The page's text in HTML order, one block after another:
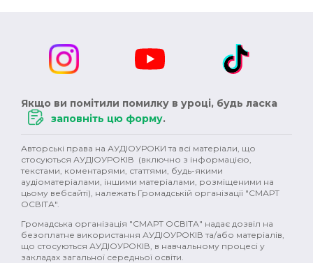
Якщо ви помітили помилку в уроці, будь ласка
заповніть цю форму.
Авторські права на АУДІОУРОКИ та всі матеріали, що
стосуються АУДІОУРОКІВ (включно з інформацією,
текстами, коментарями, статтями, будь-якими
аудіоматеріалами, іншими матеріалами, розміщеними на
цьому вебсайті), належать Громадській організації "СМАРТ
ОСВІТА".
Громадська організація "СМАРТ ОСВІТА" надає дозвіл на
безоплатне використання АУДІОУРОКІВ та/або матеріалів,
що стосуються АУДІОУРОКІВ, в навчальному процесі у
закладах загальної середньої освіти.